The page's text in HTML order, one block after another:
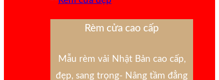
Rèm cửa cao cấp
Mẫu rèm vải Nhật Bản cao cấp,
đẹp, sang trọng- Nâng tầm đẳng